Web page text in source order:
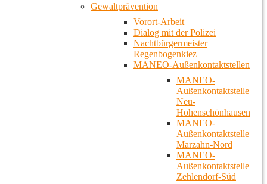
Gewaltprävention
Vorort-Arbeit
Dialog mit der Polizei
Nachtbürgermeister
Regenbogenkiez
MANEO-Außenkontaktstellen
MANEO-
Außenkontaktstelle
Neu-
Hohenschönhausen
MANEO-
Außenkontaktstelle
Marzahn-Nord
MANEO-
Außenkontaktstelle
Zehlendorf-Süd